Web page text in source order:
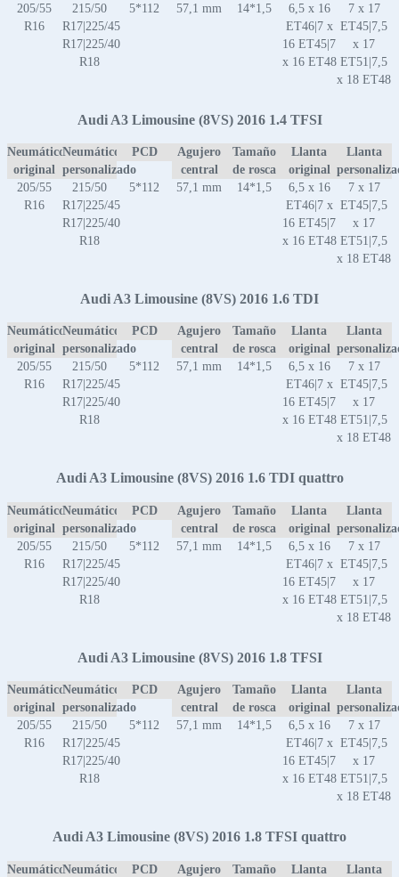
205/55
R16
215/50
R17|225/45
R17|225/40
R18
5*112 57,1 mm 14*1,5
6,5 x 16
ET46|7 x
16 ET45|7
x 16 ET48
7 x 17
ET45|7,5
x 17
ET51|7,5
x 18 ET48
Audi A3 Limousine (8VS) 2016 1.4 TFSI
Neumático
original
Neumático
personalizado
PCD
Agujero
central
Tamaño
de rosca
Llanta
original
Llanta
205/55
R16
215/50
R17|225/45
R17|225/40
R18
5*112 57,1 mm 14*1,5
6,5 x 16
ET46|7 x
16 ET45|7
x 16 ET48
7 x 17
ET45|7,5
x 17
ET51|7,5
x 18 ET48
Audi A3 Limousine (8VS) 2016 1.6 TDI
Neumático
original
Neumático
personalizado
PCD
Agujero
central
Tamaño
de rosca
Llanta
original
Llanta
205/55
R16
215/50
R17|225/45
R17|225/40
R18
5*112 57,1 mm 14*1,5
6,5 x 16
ET46|7 x
16 ET45|7
x 16 ET48
7 x 17
ET45|7,5
x 17
ET51|7,5
x 18 ET48
Audi A3 Limousine (8VS) 2016 1.6 TDI quattro
Neumático
original
Neumático
personalizado
PCD
Agujero
central
Tamaño
de rosca
Llanta
original
Llanta
205/55
R16
215/50
R17|225/45
R17|225/40
R18
5*112 57,1 mm 14*1,5
6,5 x 16
ET46|7 x
16 ET45|7
x 16 ET48
7 x 17
ET45|7,5
x 17
ET51|7,5
x 18 ET48
Audi A3 Limousine (8VS) 2016 1.8 TFSI
Neumático
original
Neumático
personalizado
PCD
Agujero
central
Tamaño
de rosca
Llanta
original
Llanta
205/55
R16
215/50
R17|225/45
R17|225/40
R18
5*112 57,1 mm 14*1,5
6,5 x 16
ET46|7 x
16 ET45|7
x 16 ET48
7 x 17
ET45|7,5
x 17
ET51|7,5
x 18 ET48
Audi A3 Limousine (8VS) 2016 1.8 TFSI quattro
NeumáticoNeumático
PCD
Agujero
Tamaño
Llanta
Llanta